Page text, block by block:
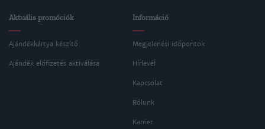
Aktuális promóciók
Ajándékkártya készítő
Ajándék előfizetés aktiválása
Információ
Megjelenési időpontok
Hírlevél
Kapcsolat
Rólunk
Karrier